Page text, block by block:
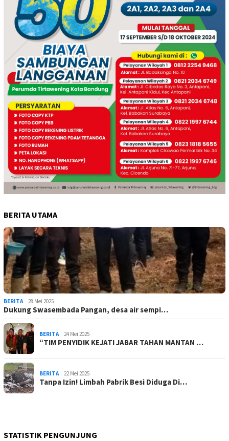
BERITA UTAMA
BERITA 28 Mei 2025
Dukung Swasembada Pangan, desa air sempi…
BERITA 24 Mei 2025
“TIM PENYIDIK KEJATI JABAR TAHAN MANTAN …
BERITA 22 Mei 2025
Tanpa Izin! Limbah Pabrik Besi Diduga Di…
STATISTIK PENGUNJUNG